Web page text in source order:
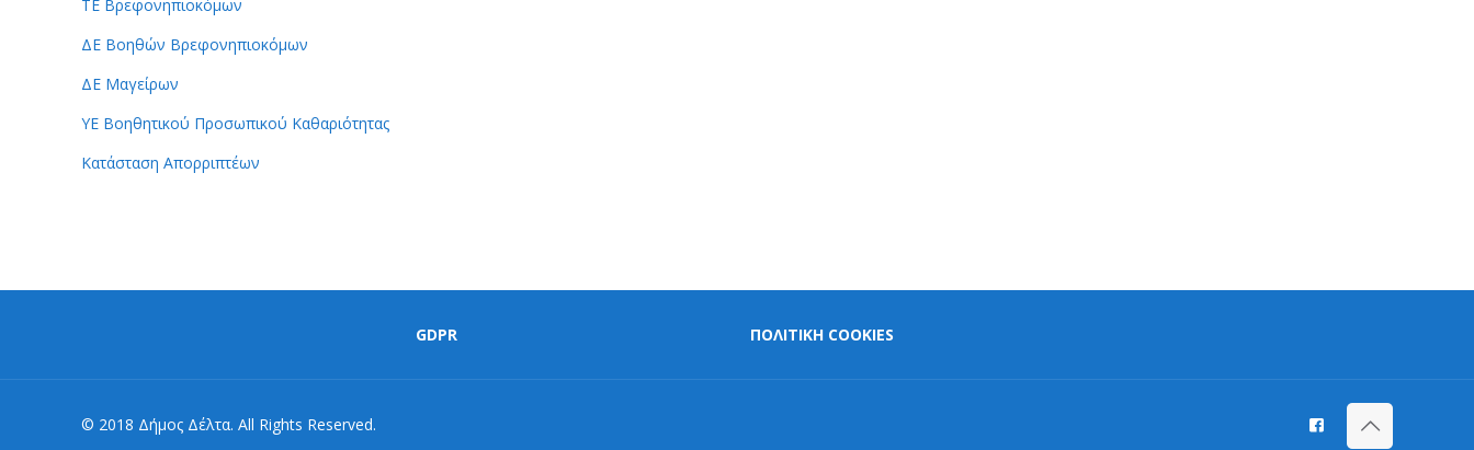
ΤΕ Βρεφονηπιοκόμων
ΔΕ Βοηθών Βρεφονηπιοκόμων
ΔΕ Μαγείρων
ΥΕ Βοηθητικού Προσωπικού Καθαριότητας
Κατάσταση Απορριπτέων
GDPR ΠΟΛΙΤΙΚΗ COOKIES
© 2018 Δήμος Δέλτα. All Rights Reserved.